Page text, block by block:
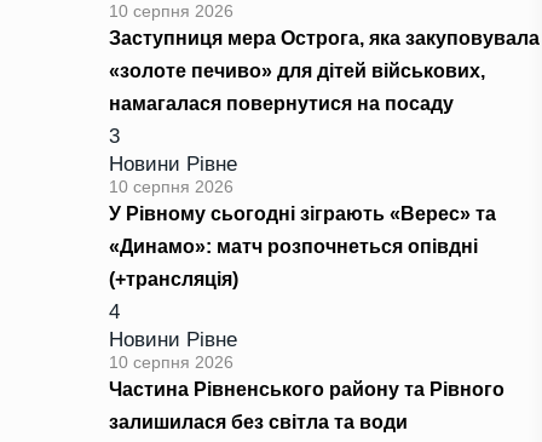
10 серпня 2026
Заступниця мера Острога, яка закуповувала
«золоте печиво» для дітей військових,
намагалася повернутися на посаду
3
Новини Рівне
10 серпня 2026
У Рівному сьогодні зіграють «Верес» та
«Динамо»: матч розпочнеться опівдні
(+трансляція)
4
Новини Рівне
10 серпня 2026
Частина Рівненського району та Рівного
залишилася без світла та води